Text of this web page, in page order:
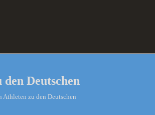
Deutschen
zu den Deutschen